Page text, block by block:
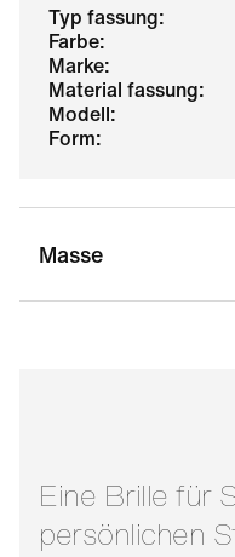
typ fassung:
farbe:
marke:
material fassung:
modell:
form:
Masse
Eine Brille für Sie und Ihren
persönlichen